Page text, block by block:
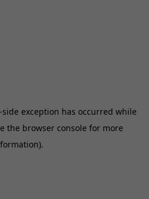
side exception has occurred while
the browser console for more